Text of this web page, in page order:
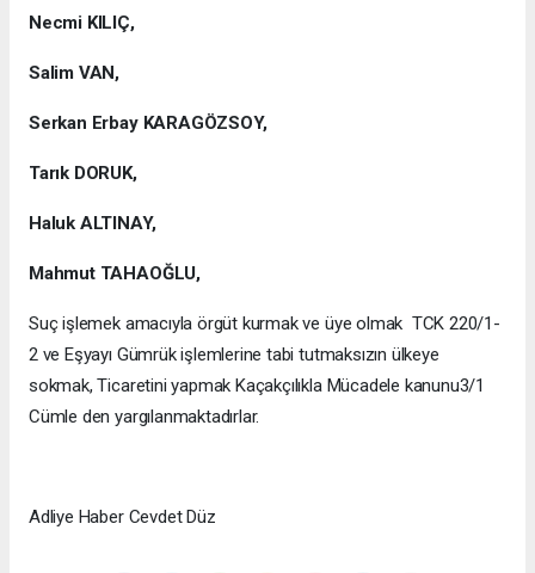
Necmi KILIÇ,
Salim VAN,
Serkan Erbay KARAGÖZSOY,
Tarık DORUK,
Haluk ALTINAY,
Mahmut TAHAOĞLU,
Suç işlemek amacıyla örgüt kurmak ve üye olmak TCK 220/1-
2 ve Eşyayı Gümrük işlemlerine tabi tutmaksızın ülkeye
sokmak, Ticaretini yapmak Kaçakçılıkla Mücadele kanunu3/1
Cümle den yargılanmaktadırlar.
Adliye Haber Cevdet Düz